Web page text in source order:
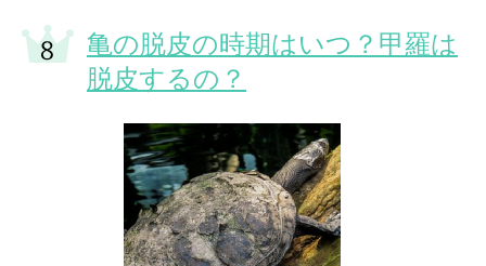
亀の脱皮の時期はいつ？甲羅は
脱皮するの？